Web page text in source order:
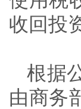
收回投
根据
由商务